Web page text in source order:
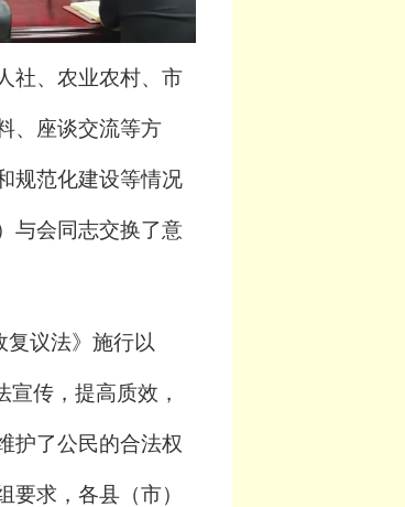
社、农业农村、市
、座谈交流等方
规范化建设等情况
与会同志交换了意
复议法》施行以
传，提高质效，
护了公民的合法权
求，各县（市）